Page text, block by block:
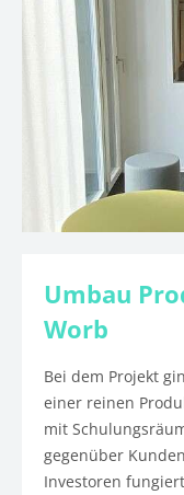
Umbau
Worb
Bei dem Projekt
einer reinen
mit
gegenüber
Investoren